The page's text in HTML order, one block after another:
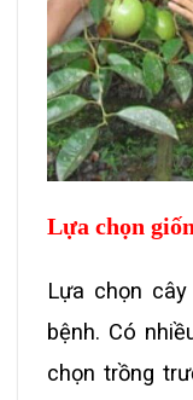
Lựa chọn
Lựa chọn
bệnh. Có
chọn trồng